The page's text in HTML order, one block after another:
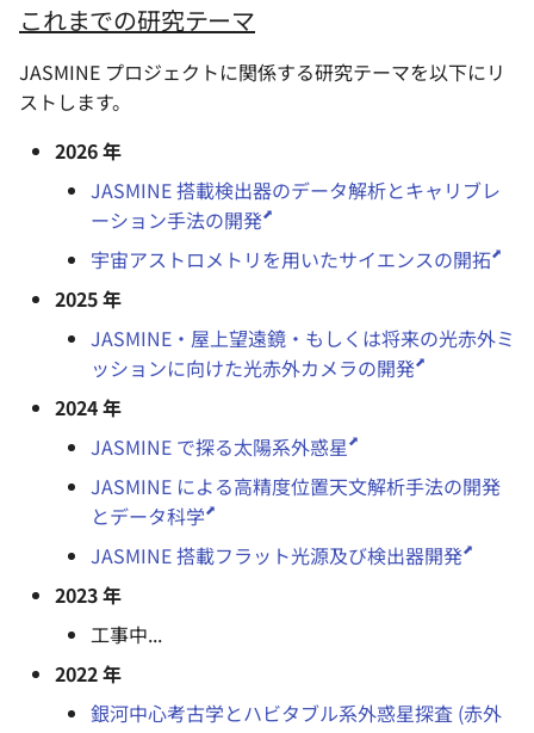
これまでの研究テーマ
JASMINE プロジェクトに関係する研究テーマを以下にリ
ストします。
2026 年
JASMINE 搭載検出器のデータ解析とキャリブレ
ーション手法の開発
宇宙アストロメトリを用いたサイエンスの開拓
2025 年
JASMINE・屋上望遠鏡・もしくは将来の光赤外ミ
ッションに向けた光赤外カメラの開発
2024 年
JASMINE で探る太陽系外惑星
JASMINE による高精度位置天文解析手法の開発
とデータ科学
JASMINE 搭載フラット光源及び検出器開発
2023 年
工事中...
2022 年
銀河中心考古学とハビタブル系外惑星探査 (赤外